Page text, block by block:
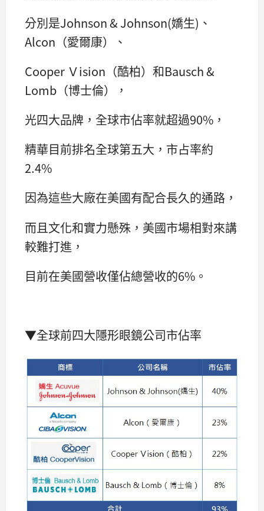
分別是Johnson & Johnson(嬌生)、
Alcon（愛爾康）、
Cooper Ｖision（酷柏）和Bausch &
Lomb（博士倫），
光四大品牌，全球市佔率就超過90%，
精華目前排名全球第五大，市占率約
2.4%
因為這些大廠在美國有配合長久的通路，
而且文化和實力懸殊，美國市場相對來講
較難打進，
目前在美國營收僅佔總營收的6%。
▼全球前四大隱形眼鏡公司市佔率